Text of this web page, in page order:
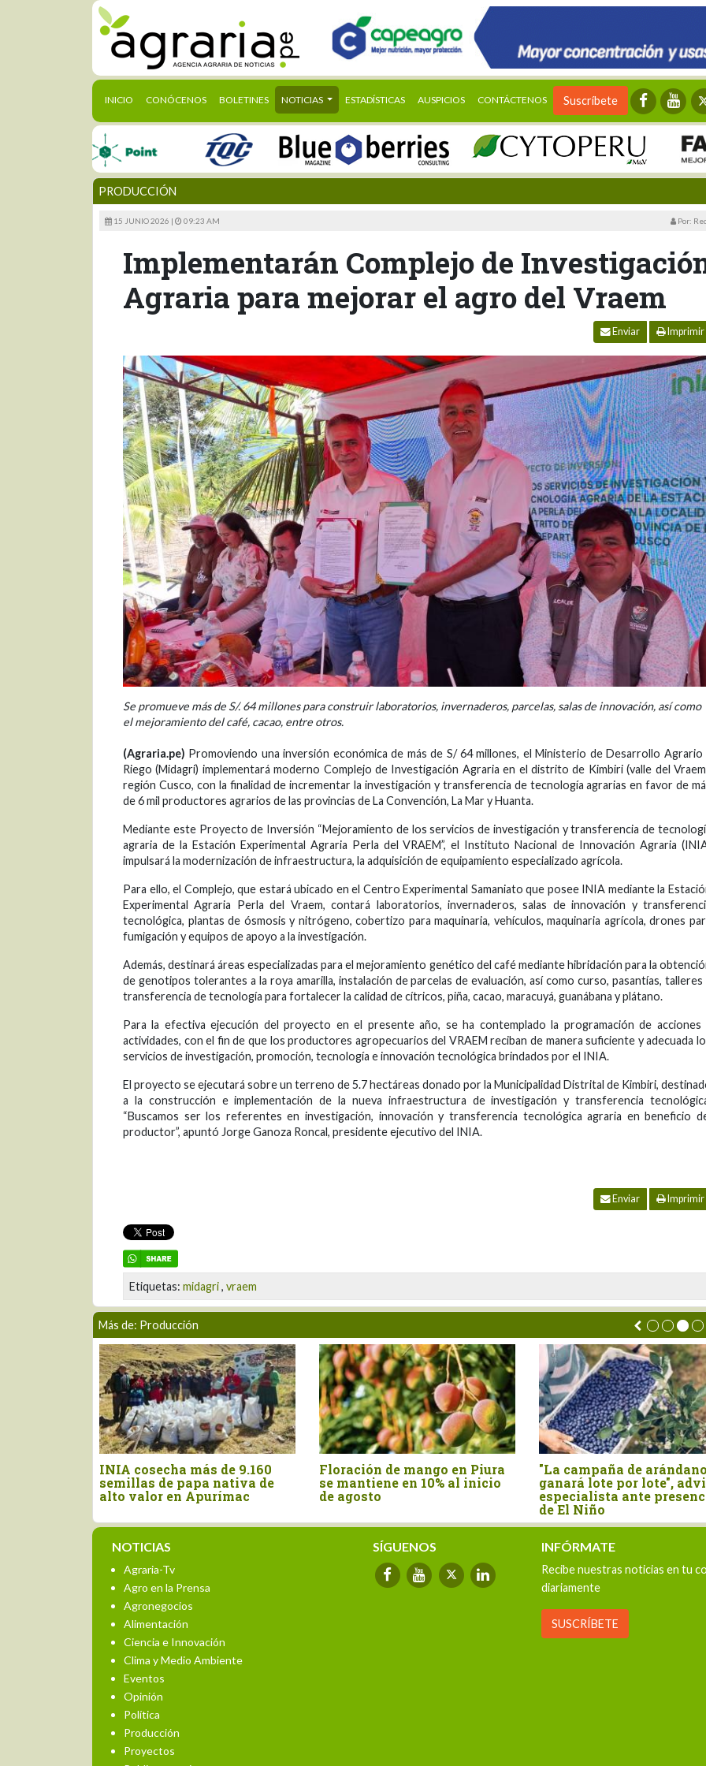
INICIO (CURRENT)
CONÓCENOS BOLETINES NOTICIAS ESTADÍSTICAS AUSPICIOS CONTÁCTENOS Suscríbete
PRODUCCIÓN
15 JUNIO 2026 | 09:23 AM Por:
Implementarán Complejo de
Agraria para mejorar el agro del Vraem
Enviar Imprimir
Se promueve más de S/. 64 millones para construir laboratorios, invernaderos, parcelas, salas de innovación, así como
el mejoramiento del café, cacao, entre otros.
(Agraria.pe) Promoviendo una inversión económica de más de S/ 64 millones, el Ministerio de Desarrollo Agrario
Riego (Midagri) implementará moderno Complejo de Investigación Agraria en el distrito de Kimbiri (valle del
región Cusco, con la finalidad de incrementar la investigación y transferencia de tecnología agrarias en favor de
de 6 mil productores agrarios de las provincias de La Convención, La Mar y Huanta.
Mediante este Proyecto de Inversión “Mejoramiento de los servicios de investigación y transferencia de
agraria de la Estación Experimental Agraria Perla del VRAEM”, el Instituto Nacional de Innovación Agraria
impulsará la modernización de infraestructura, la adquisición de equipamiento especializado agrícola.
Para ello, el Complejo, que estará ubicado en el Centro Experimental Samaniato que posee INIA mediante la
Experimental Agraria Perla del Vraem, contará laboratorios, invernaderos, salas de innovación y
tecnológica, plantas de ósmosis y nitrógeno, cobertizo para maquinaria, vehículos, maquinaria agrícola, drones
fumigación y equipos de apoyo a la investigación.
Además, destinará áreas especializadas para el mejoramiento genético del café mediante hibridación para la
de genotipos tolerantes a la roya amarilla, instalación de parcelas de evaluación, así como curso, pasantías, talleres
transferencia de tecnología para fortalecer la calidad de cítricos, piña, cacao, maracuyá, guanábana y plátano.
Para la efectiva ejecución del proyecto en el presente año, se ha contemplado la programación de acciones
actividades, con el fin de que los productores agropecuarios del VRAEM reciban de manera suficiente y adecuada
servicios de investigación, promoción, tecnología e innovación tecnológica brindados por el INIA.
El proyecto se ejecutará sobre un terreno de 5.7 hectáreas donado por la Municipalidad Distrital de Kimbiri,
a la construcción e implementación de la nueva infraestructura de investigación y transferencia
“Buscamos ser los referentes en investigación, innovación y transferencia tecnológica agraria en beneficio
productor”, apuntó Jorge Ganoza Roncal, presidente ejecutivo del INIA.
Enviar Imprimir
Etiquetas: midagri, vraem
Más de: Producción
INIA cosecha más de 9.160
semillas de papa nativa de
alto valor en Apurímac
Floración de mango en Piura
se mantiene en 10% al inicio
de agosto
"La campaña de
ganará lote por lote",
especialista ante
de El Niño
NOTICIAS
Agraria-Tv
Agro en la Prensa
Agronegocios
Alimentación
Ciencia e Innovación
Clima y Medio Ambiente
Eventos
Opinión
Política
Producción
Proyectos
SÍGUENOS INFÓRMATE
Recibe nuestras noticias en tu
diariamente
SUSCRÍBETE